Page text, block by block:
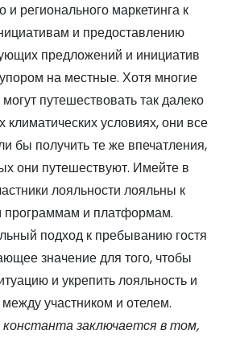
и регионального маркетинга к
и предоставлению
предложений и инициатив
на местные. Хотя многие
путешествовать так далеко
условиях, они все
бы получить те же впечатления,
они путешествуют. Имейте в
лояльности лояльны к
программам и платформам.
подход к пребыванию гостя
значение для того, чтобы
и укрепить лояльность и
участником и отелем.
константа заключается в том,